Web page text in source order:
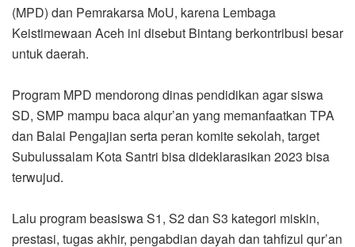
(MPD) dan Pemrakarsa MoU, karena Lembaga
Keistimewaan Aceh ini disebut Bintang berkontribusi besar
untuk daerah.
Program MPD mendorong dinas pendidikan agar siswa
SD, SMP mampu baca alqur’an yang memanfaatkan TPA
dan Balai Pengajian serta peran komite sekolah, target
Subulussalam Kota Santri bisa dideklarasikan 2023 bisa
terwujud.
Lalu program beasiswa S1, S2 dan S3 kategori miskin,
prestasi, tugas akhir, pengabdian dayah dan tahfizul qur’an